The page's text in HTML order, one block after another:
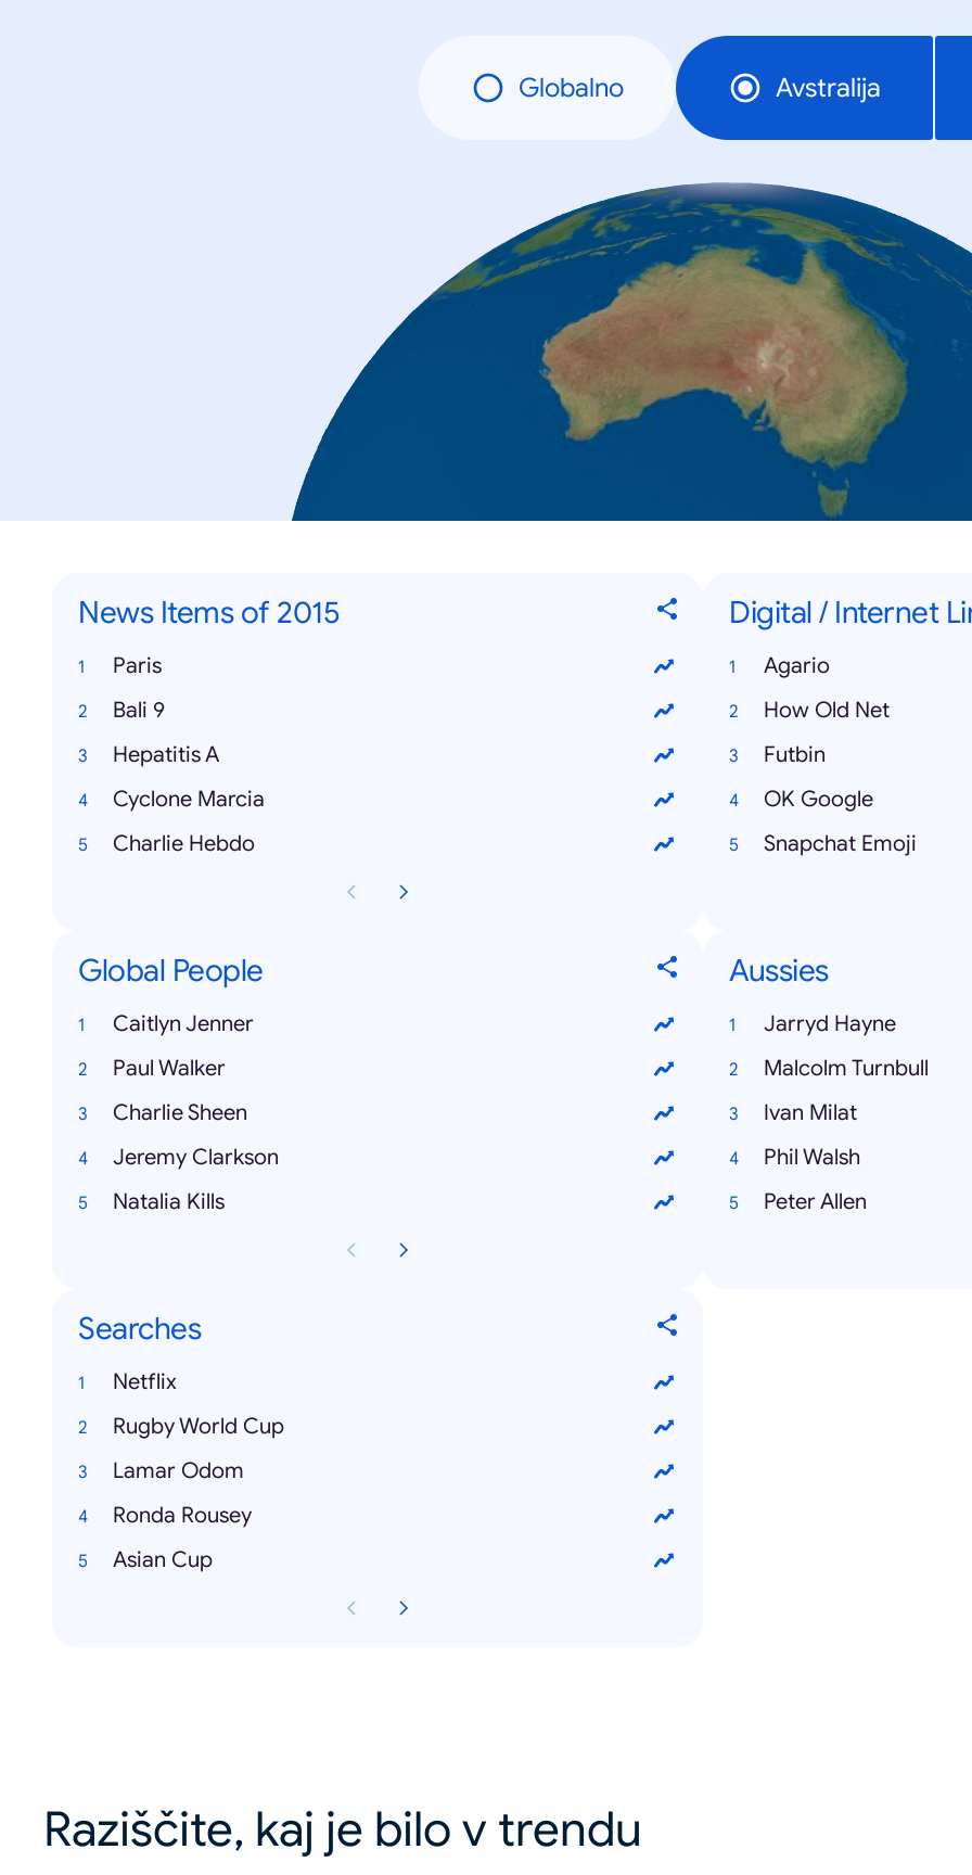
Globalno Avstralija
News Items of 2015
Paris
Bali 9
Hepatitis A
Cyclone Marcia
Charlie Hebdo
Digital / Internet
Agario
How Old Net
Futbin
OK Google
Snapchat Emoji
Global People
Caitlyn Jenner
Paul Walker
Charlie Sheen
Jeremy Clarkson
Natalia Kills
Aussies
Jarryd Hayne
Malcolm Turnbull
Ivan Milat
Phil Walsh
Peter Allen
Searches
Netflix
Rugby World Cup
Lamar Odom
Ronda Rousey
Asian Cup
Raziščite, kaj je bilo v trendu